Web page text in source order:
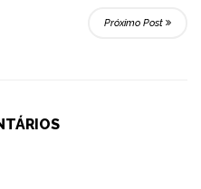
Próximo Post